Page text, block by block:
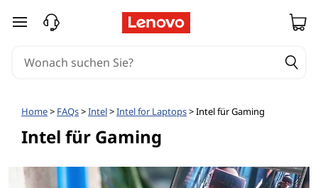
zum Hauptinhalt springen
Home> FAQs>Intel>Intel for Laptops> Intel für Gaming
Intel für Gaming